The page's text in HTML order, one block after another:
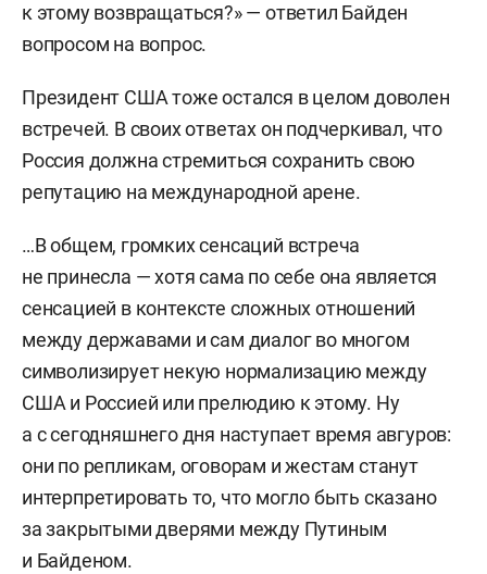
к этому возвращаться?» — ответил Байден
вопросом на вопрос.
Президент США тоже остался в целом доволен
встречей. В своих ответах он подчеркивал, что
Россия должна стремиться сохранить свою
репутацию на международной арене.
…В общем, громких сенсаций встреча
не принесла — хотя сама по себе она является
сенсацией в контексте сложных отношений
между державами и сам диалог во многом
символизирует некую нормализацию между
США и Россией или прелюдию к этому. Ну
а с сегодняшнего дня наступает время авгуров:
они по репликам, оговорам и жестам станут
интерпретировать то, что могло быть сказано
за закрытыми дверями между Путиным
и Байденом.